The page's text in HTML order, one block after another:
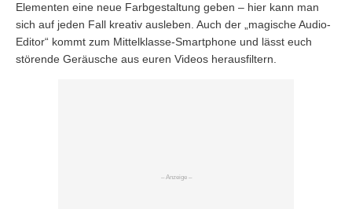
Elementen eine neue Farbgestaltung geben – hier kann man
sich auf jeden Fall kreativ ausleben. Auch der „magische Audio-
Editor“ kommt zum Mittelklasse-Smartphone und lässt euch
störende Geräusche aus euren Videos herausfiltern.